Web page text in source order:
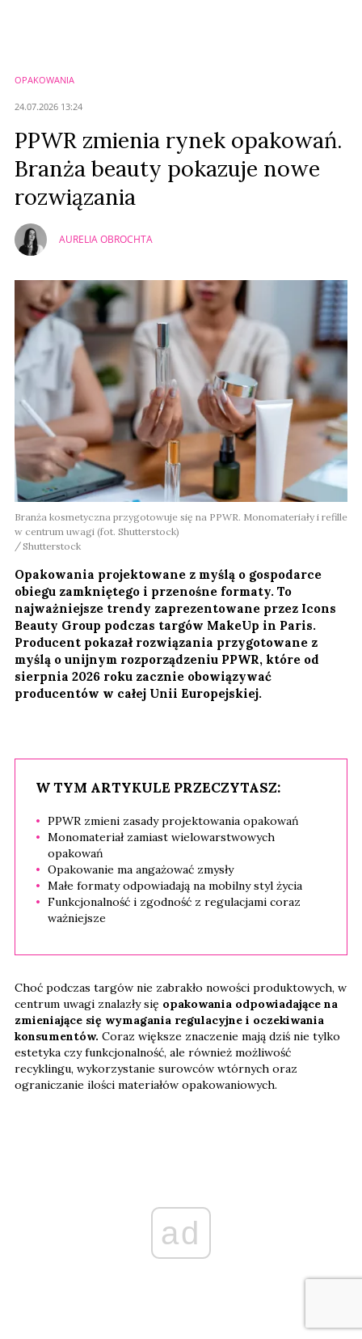
OPAKOWANIA
24.07.2026 13:24
PPWR zmienia rynek opakowań.
Branża beauty pokazuje nowe
rozwiązania
AURELIA OBROCHTA
Branża kosmetyczna przygotowuje się na PPWR. Monomateriały i refille
w centrum uwagi (fot. Shutterstock)
Shutterstock
Opakowania projektowane z myślą o gospodarce
obiegu zamkniętego i przenośne formaty. To
najważniejsze trendy zaprezentowane przez Icons
Beauty Group podczas targów MakeUp in Paris.
Producent pokazał rozwiązania przygotowane z
myślą o unijnym rozporządzeniu PPWR, które od
sierpnia 2026 roku zacznie obowiązywać
producentów w całej Unii Europejskiej.
W TYM ARTYKULE PRZECZYTASZ:
PPWR zmieni zasady projektowania opakowań
Monomateriał zamiast wielowarstwowych
opakowań
Opakowanie ma angażować zmysły
Małe formaty odpowiadają na mobilny styl życia
Funkcjonalność i zgodność z regulacjami coraz
ważniejsze
Choć podczas targów nie zabrakło nowości produktowych, w
centrum uwagi znalazły się opakowania odpowiadające na
zmieniające się wymagania regulacyjne i oczekiwania
konsumentów. Coraz większe znaczenie mają dziś nie tylko
estetyka czy funkcjonalność, ale również możliwość
recyklingu, wykorzystanie surowców wtórnych oraz
ograniczanie ilości materiałów opakowaniowych.
ad